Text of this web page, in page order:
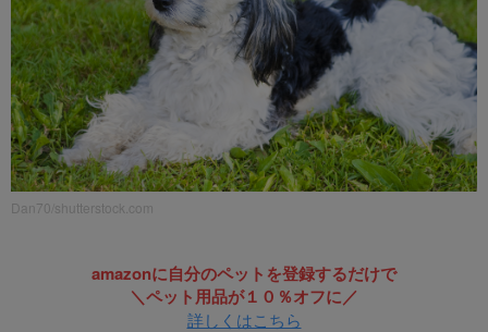
Dan70/shutterstock.com
amazonに自分のペットを登録するだけで
＼ペット用品が１０％オフに／
詳しくはこちら